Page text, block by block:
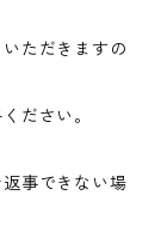
ただきますの
ださい。
事できない場